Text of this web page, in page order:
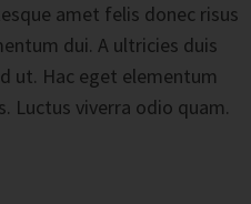
amet felis donec risus
dui. A ultricies duis
ut. Hac eget elementum
Luctus viverra odio quam.